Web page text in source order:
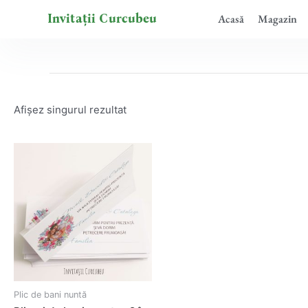
Invitații Curcubeu Acasă Magazin
Afișez singurul rezultat
Plic de bani nuntă